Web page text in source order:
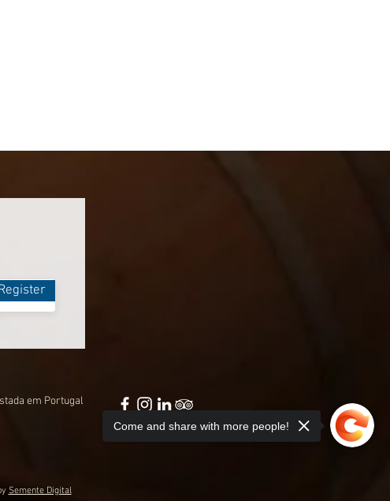
em Portugal
Semente Digital
Come and share with more people!